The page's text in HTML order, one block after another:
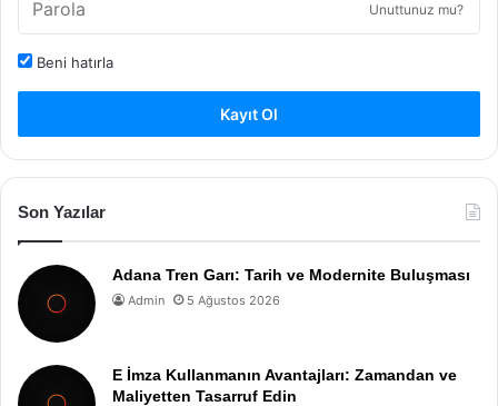
Unuttunuz mu?
Beni hatırla
Kayıt Ol
Son Yazılar
Adana Tren Garı: Tarih ve Modernite Buluşması
Admin 5 Ağustos 2026
E İmza Kullanmanın Avantajları: Zamandan ve
Maliyetten Tasarruf Edin